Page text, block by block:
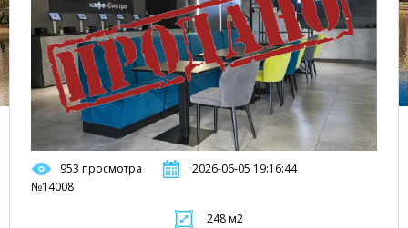
953 просмотра
2026-06-05 19:16:44
№14008
248 м2